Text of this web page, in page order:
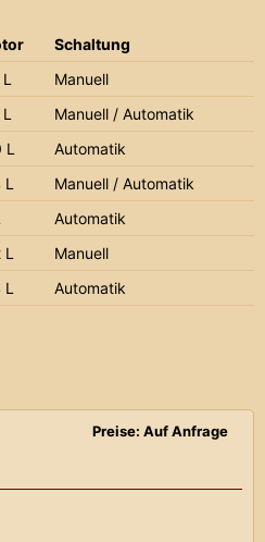
Schaltung
Manuell
Manuell / Automatik
Automatik
Manuell / Automatik
Automatik
Manuell
Automatik
Preise: Auf Anfrage